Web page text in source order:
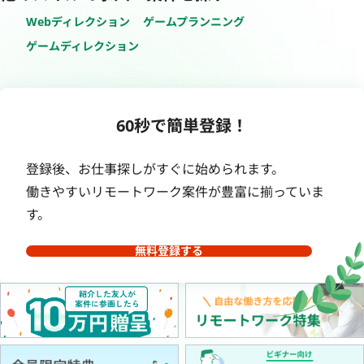
Webディレクション
ゲームプランニング
ゲームディレクション
60秒で簡単登録！
登録後、お仕事探しがすぐに始められます。
働きやすいリモートワーク案件が豊富に揃っていま
す。
無料登録する